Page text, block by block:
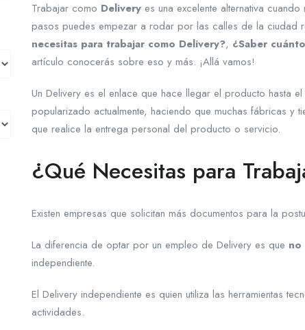
Trabajar como Deliveryes una excelente alternativa
pasos puedes empezar a rodar por las calles de la ciudad
necesitas para trabajar como Delivery?, ¿Saber
artículo conocerás sobre eso y más. ¡Allá vamos!
Un Delivery es el enlace que hace llegar el producto hasta
popularizado actualmente, haciendo que muchas fábricas y
que realice la entrega personal del producto o servicio.
¿Qué Necesitas para
Existen empresas que solicitan más documentos para la
La diferencia de optar por un empleo de Delivery es que no
independiente.
El Delivery independiente es quien utiliza las herramientas
actividades.